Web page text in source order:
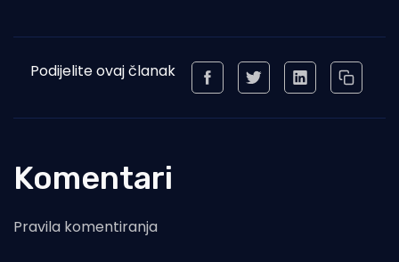
Podijelite ovaj članak
Komentari
Pravila komentiranja